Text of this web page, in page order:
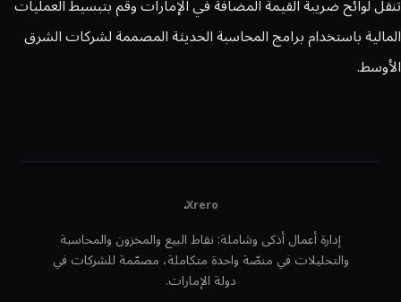
المالية باستخدام برامج المحاسبة الحديثة المصممة لشركات الشرق
الأوسط.
Xrero
.
إدارة أعمال أذكى وشاملة: نقاط البيع والمخزون والمحاسبة
والتحليلات في منصّة واحدة متكاملة، مصمّمة للشركات في
دولة الإمارات.